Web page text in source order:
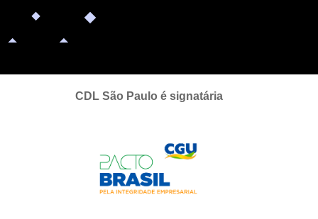
CDL São Paulo é signatária